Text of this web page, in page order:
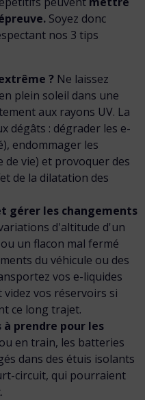
Soyez donc
nos 3 tips
? Ne laissez
plein soleil dans une
aux rayons UV. La
dégâts : dégrader les e-
endommager les
vie) et provoquer des
de la dilatation des
gérer les changements
d'altitude d'un
un flacon mal fermé
du véhicule ou des
vos e-liquides
vos réservoirs si
ce long trajet.
prendre pour les
en train, les batteries
dans des étuis isolants
circuit, qui pourraient